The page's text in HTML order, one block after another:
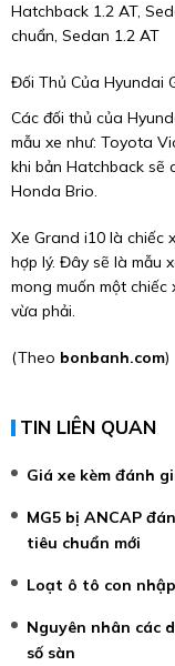
Hatchback 1.2 AT,
chuẩn, Sedan 1.2 AT
Đối Thủ Của Hyundai
Các đối thủ của
mẫu xe như: Toyota
khi bản Hatchback sẽ
Honda Brio.
Xe Grand i10 là chiếc
hợp lý. Đây sẽ là mẫu
mong muốn một
vừa phải.
(Theo bonbanh.com)
TIN LIÊN QUAN
Giá xe kèm đánh
MG5 bị ANCAP
tiêu chuẩn mới
Loạt ô tô con
Nguyên nhân các
số sàn